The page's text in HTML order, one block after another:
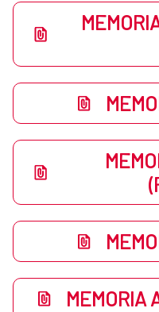
MEMORIA